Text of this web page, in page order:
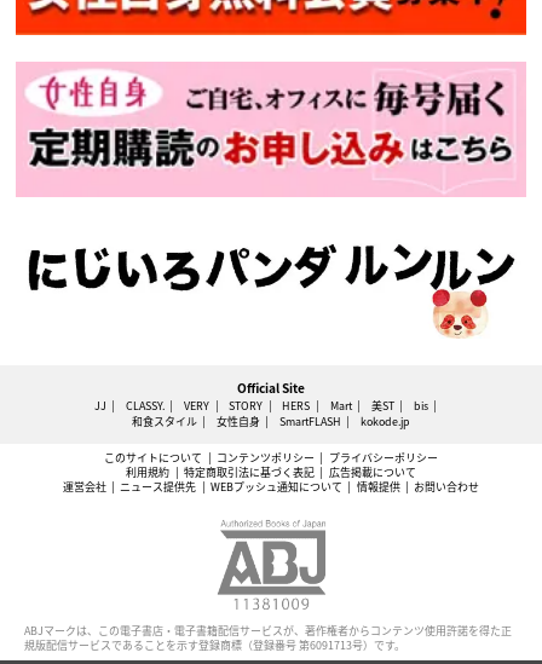
Official Site
JJ CLASSY. VERY STORY HERS Mart 美ST
bis
和食スタイル
女性自身 SmartFLASH kokode.jp
このサイトについて コンテンツポリシー
プライバシーポリシー
利用規約
特定商取引法に基づく表記
広告掲載について
運営会社
ニュース提供先 WEBプッシュ通知について 情報提供 お問い合わせ
ABJマークは、この電子書店・電子書籍配信サービスが、著作権者からコンテンツ使用許諾を得た正
規版配信サービスであることを示す登録商標（登録番号 第6091713号）です。